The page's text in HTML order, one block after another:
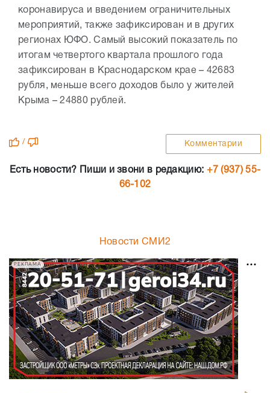
коронавируса и введением ограничительных
мероприятий, также зафиксирован и в других
регионах ЮФО. Самый высокий показатель по
итогам четвертого квартала прошлого года
зафиксирован в Краснодарском крае – 42683
рубля, меньше всего доходов было у жителей
Крыма – 24880 рублей.
/ Комментарии
Есть новости? Пиши и звони в редакцию: +7 (937) 55-
66-102
Новости СМИ2
РЕКЛАМА